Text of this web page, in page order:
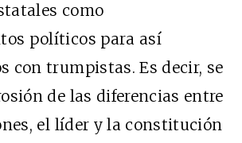
como
políticos para así
con trumpistas. Es decir, se
de las diferencias entre
el líder y la constitución